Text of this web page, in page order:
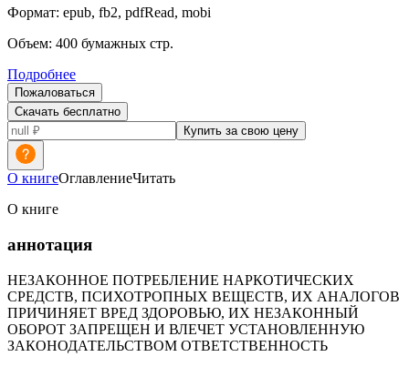
Формат: epub, fb2, pdfRead, mobi
Объем: 400 бумажных стр.
Подробнее
Пожаловаться
Скачать бесплатно
Купить за свою цену
О книгеОглавлениеЧитать
О книге
аннотация
НЕЗАКОННОЕ ПОТРЕБЛЕНИЕ НАРКОТИЧЕСКИХ
СРЕДСТВ, ПСИХОТРОПНЫХ ВЕЩЕСТВ, ИХ АНАЛОГОВ
ПРИЧИНЯЕТ ВРЕД ЗДОРОВЬЮ, ИХ НЕЗАКОННЫЙ
ОБОРОТ ЗАПРЕЩЕН И ВЛЕЧЕТ УСТАНОВЛЕННУЮ
ЗАКОНОДАТЕЛЬСТВОМ ОТВЕТСТВЕННОСТЬ